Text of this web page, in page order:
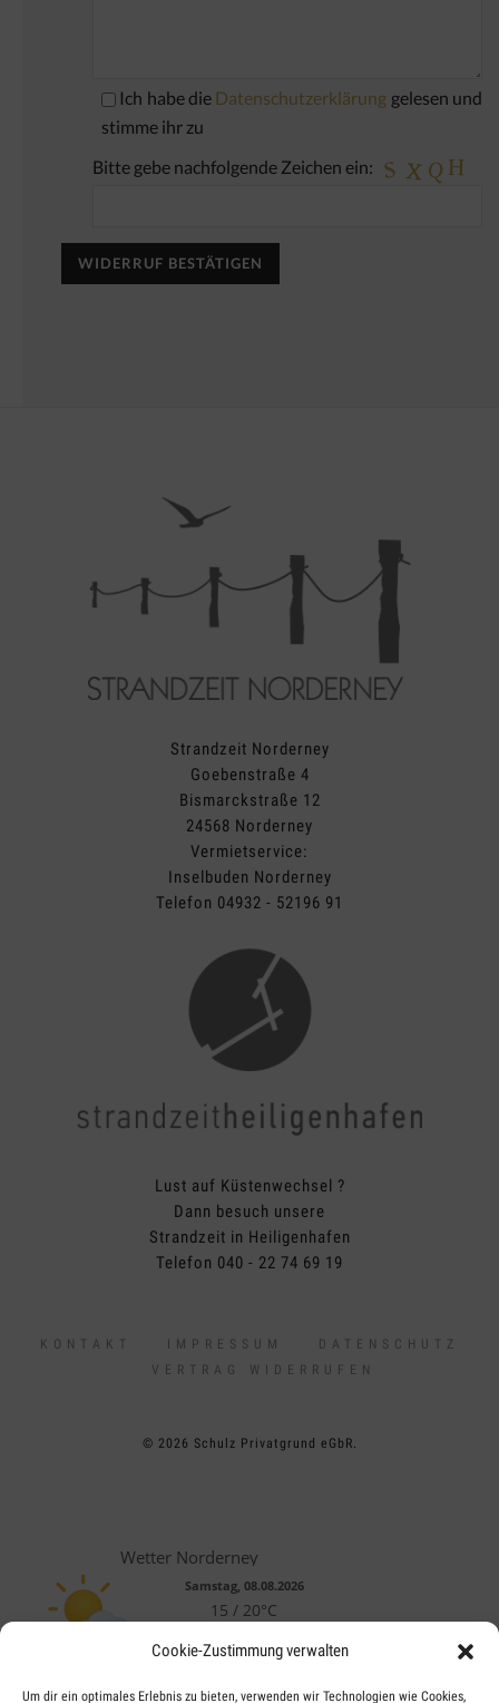
Cookie-Zustimmung verwalten
Um dir ein optimales Erlebnis zu bieten, verwenden wir Technologien wie Cookies,
Ich habe die Datenschutzerklärung gelesen und
stimme ihr zu
Bitte gebe nachfolgende Zeichen ein:
Strandzeit Norderney
Goebenstraße 4
Bismarckstraße 12
24568 Norderney
Vermietservice:
Inselbuden Norderney
Telefon 04932 - 52196 91
Lust auf Küstenwechsel ?
Dann besuch unsere
Strandzeit in Heiligenhafen
Telefon 040 - 22 74 69 19
KONTAKT IMPRESSUM
DATENSCHUTZ
VERTRAG WIDERRUFEN
© 2026 Schulz Privatgrund eGbR.
Wetter Norderney
Samstag, 08.08.2026
15 / 20°C